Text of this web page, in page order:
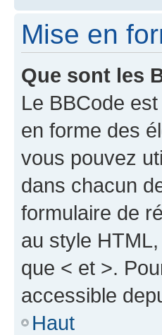
Mise en
Que sont les
Le BBCode
en forme des
vous pouvez
dans chacun
formulaire de
au style
que < et >.
accessible
Haut